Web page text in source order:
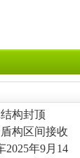
构封顶
构区间接收
2025年9月14